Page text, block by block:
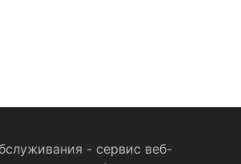
- сервис веб-